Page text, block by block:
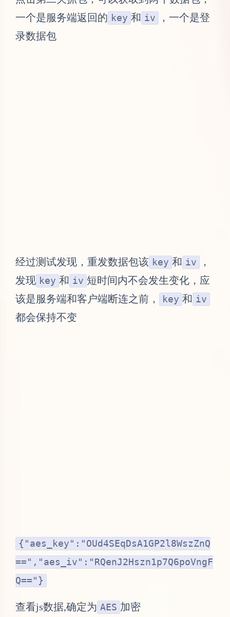
一个是服务端返回的 key 和 iv
，一个是登
录数据包
经过测试发现，重发数据包该 key 和 iv
，
发现 key 和 iv 短时间内不会发生变化，应
该是服务端和客户端断连之前，
key 和 iv
都会保持不变
{"aes_key":"OUd4SEqDsA1GP2l8WszZnQ
==","aes_iv":"RQenJ2Hszn1p7Q6poVngF
Q=="}
查看js数据,确定为 AES 加密